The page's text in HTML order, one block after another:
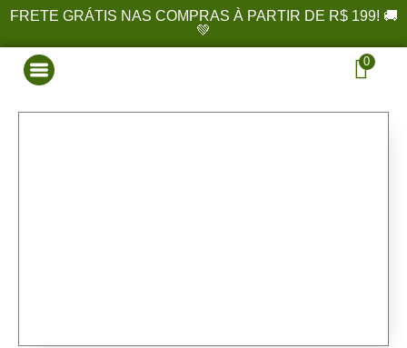
FRETE GRÁTIS NAS COMPRAS À PARTIR DE R$ 199! 🚚
💚
0